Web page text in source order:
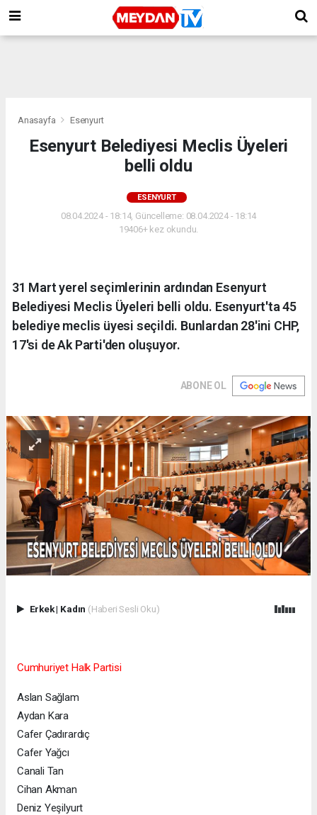
Anasayfa Esenyurt
Esenyurt Belediyesi Meclis Üyeleri
belli oldu
ESENYURT
08.04.2024 - 18:14, Güncelleme: 08.04.2024 - 18:14
19406+ kez okundu.
31 Mart yerel seçimlerinin ardından Esenyurt
Belediyesi Meclis Üyeleri belli oldu. Esenyurt'ta 45
belediye meclis üyesi seçildi. Bunlardan 28'ini CHP,
17'si de Ak Parti'den oluşuyor.
ABONE OL
Erkek| Kadın (Haberi Sesli Oku)
Cumhuriyet Halk Partisi
Aslan Sağlam
Aydan Kara
Cafer Çadırardıç
Cafer Yağcı
Canali Tan
Cihan Akman
Deniz Yeşilyurt